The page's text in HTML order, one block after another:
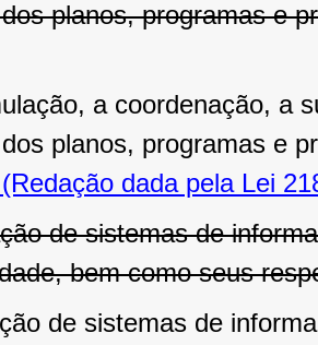
planos, programas e
a coordenação, a
planos, programas e
(Redação dada pela Lei
de sistemas de
bem como seus
de sistemas de